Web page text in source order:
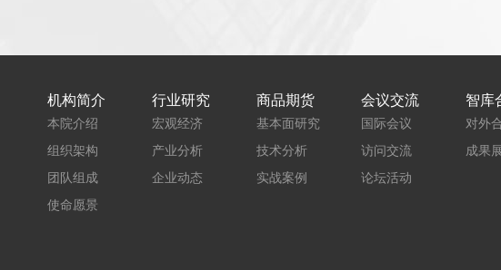
机构简介
本院介绍
组织架构
团队组成
使命愿景
行业研究
宏观经济
产业分析
企业动态
商品期货
基本面研究
技术分析
实战案例
会议交流
国际会议
访问交流
论坛活动
智库
对外
成果